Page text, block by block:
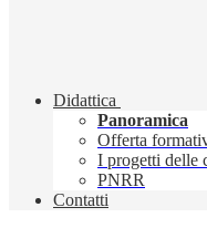
Didattica
Panoramica
Offerta
I progetti delle
PNRR
Contatti